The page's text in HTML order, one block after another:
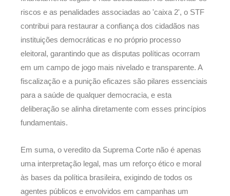
riscos e as penalidades associadas ao 'caixa 2', o STF
contribui para restaurar a confiança dos cidadãos nas
instituições democráticas e no próprio processo
eleitoral, garantindo que as disputas políticas ocorram
em um campo de jogo mais nivelado e transparente. A
fiscalização e a punição eficazes são pilares essenciais
para a saúde de qualquer democracia, e esta
deliberação se alinha diretamente com esses princípios
fundamentais.
Em suma, o veredito da Suprema Corte não é apenas
uma interpretação legal, mas um reforço ético e moral
às bases da política brasileira, exigindo de todos os
agentes públicos e envolvidos em campanhas um